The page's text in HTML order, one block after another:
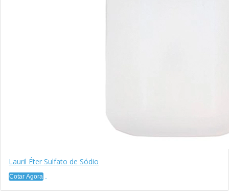
Lauril Éter Sulfato de Sódio
Cotar Agora